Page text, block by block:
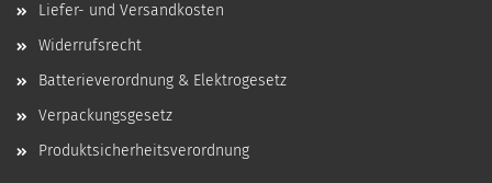
Liefer- und Versandkosten
Widerrufsrecht
Batterieverordnung & Elektrogesetz
Verpackungsgesetz
Produktsicherheitsverordnung